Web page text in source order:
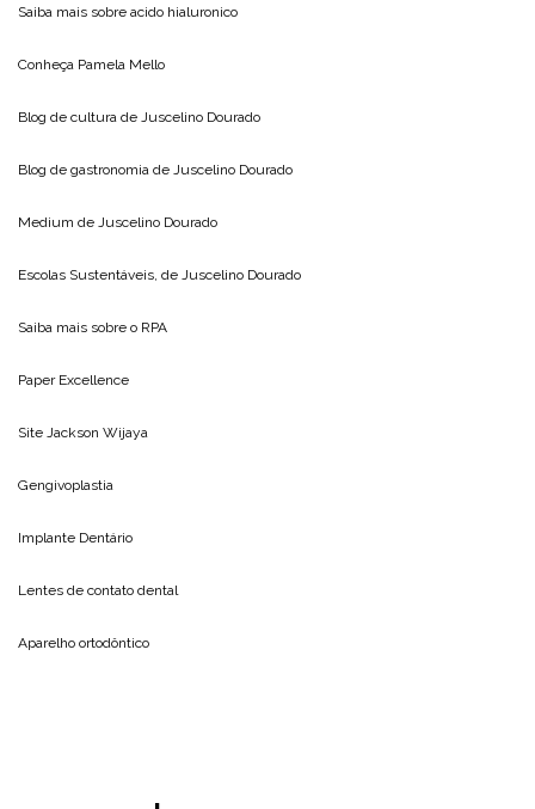
Saiba mais sobre acido hialuronico
Conheça Pamela Mello
Blog de cultura de Juscelino Dourado
Blog de gastronomia de Juscelino Dourado
Medium de Juscelino Dourado
Escolas Sustentáveis, de Juscelino Dourado
Saiba mais sobre o RPA
Paper Excellence
Site Jackson Wijaya
Gengivoplastia
Implante Dentário
Lentes de contato dental
Aparelho ortodôntico